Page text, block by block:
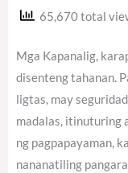
65,670 total
Mga Kapanalig,
disenteng tahanan.
ligtas, may
madalas, itinuturing
ng pagpapayaman,
nananatiling